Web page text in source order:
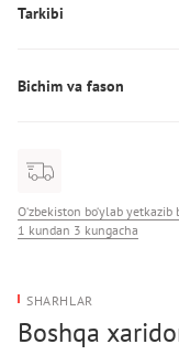
Mahkamlagich: Zamok
Ishlab chiqarish:
Bo'limlar/cho'ntaklar
Tarkibi
Bichim va fason
O‘zbekiston bo‘ylab yetkazib
1 kundan 3 kungacha
SHARHLAR
Boshqa